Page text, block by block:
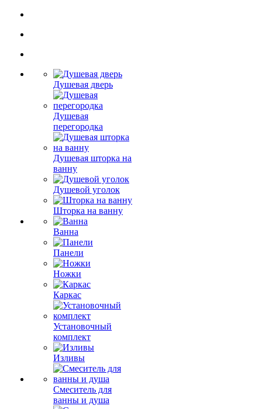
Душевая дверь
Душевая
перегородка
Душевая шторка на
ванну
Душевой уголок
Шторка на ванну
Ванна
Панели
Ножки
Каркас
Установочный
комплект
Изливы
Смеситель для
ванны и душа